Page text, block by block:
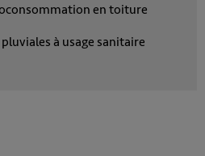
en toiture
à usage sanitaire